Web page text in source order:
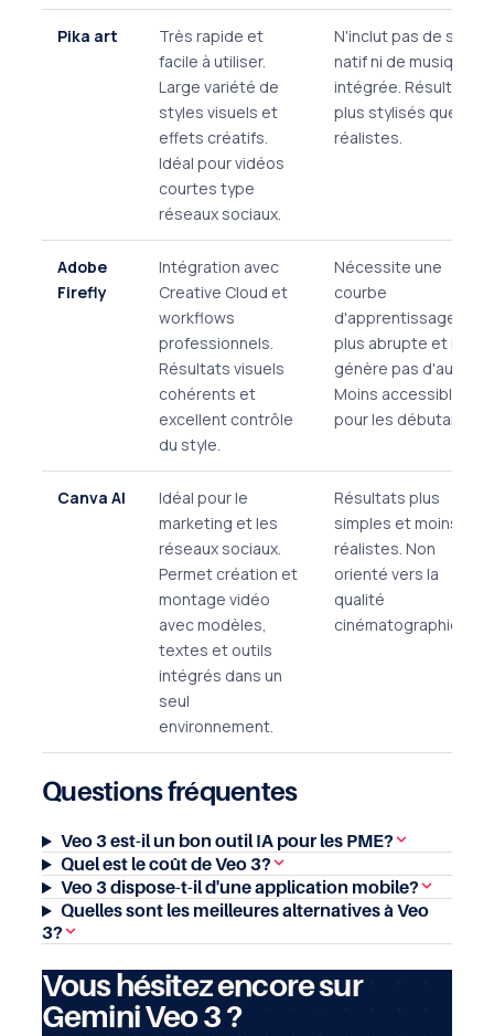
Pika art
Très rapide et
facile à utiliser.
Large variété de
styles visuels et
effets créatifs.
Idéal pour vidéos
courtes type
réseaux sociaux.
N'inclut pas de son
natif ni de musique
intégrée. Résultats
plus stylisés que
réalistes.
Adobe
Firefly
Intégration avec
Creative Cloud et
workflows
professionnels.
Résultats visuels
cohérents et
excellent contrôle
du style.
Nécessite une
courbe
d'apprentissage
plus abrupte et ne
génère pas d'audio.
Moins accessible
pour les débutants.
Canva AI
Idéal pour le
marketing et les
réseaux sociaux.
Permet création et
montage vidéo
avec modèles,
textes et outils
intégrés dans un
seul
environnement.
Résultats plus
simples et moins
réalistes. Non
orienté vers la
qualité
cinématographique.
Questions fréquentes
Veo 3 est-il un bon outil IA pour les PME?
Quel est le coût de Veo 3?
Veo 3 dispose-t-il d'une application mobile?
Quelles sont les meilleures alternatives à Veo
3?
Vous hésitez encore sur
Gemini Veo 3 ?